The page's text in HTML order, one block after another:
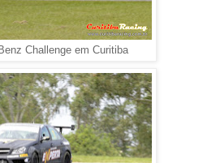
Challenge em Curitiba